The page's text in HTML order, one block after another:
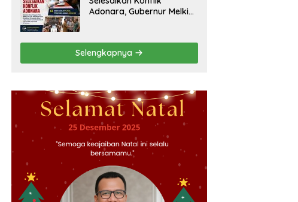
Adonara, Gubernur Melki
Selengkapnya